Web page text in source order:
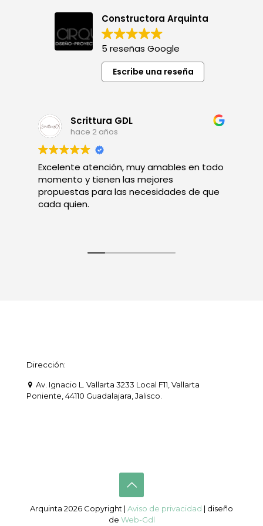
Constructora Arquinta
5 reseñas Google
Escribe una reseña
Scrittura GDL
hace 2 años
Excelente atención, muy amables en todo
momento y tienen las mejores
propuestas para las necesidades de que
cada quien.
Dirección:
Av. Ignacio L. Vallarta 3233 Local F11, Vallarta
Poniente, 44110 Guadalajara, Jalisco.
Arquinta 2026 Copyright | Aviso de privacidad | diseño
de Web-Gdl